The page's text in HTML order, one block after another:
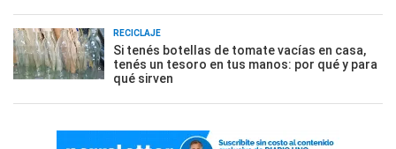
RECICLAJE
Si tenés botellas de tomate vacías en casa,
tenés un tesoro en tus manos: por qué y para
qué sirven